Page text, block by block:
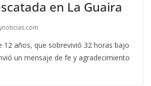
en La Guaira
12 años, que sobrevivió 32 horas bajo
un mensaje de fe y agradecimiento